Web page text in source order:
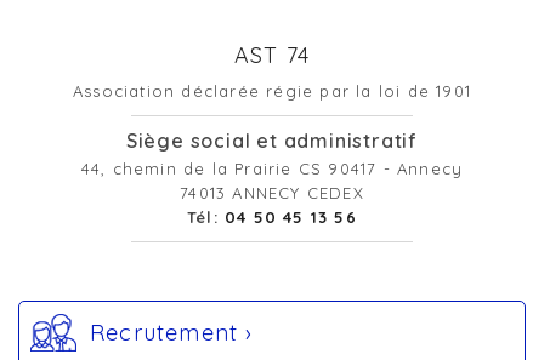
AST 74
Association déclarée régie par la loi de 1901
Siège social et administratif
44, chemin de la Prairie CS 90417 - Annecy
74013 ANNECY CEDEX
Tél: 04 50 45 13 56
Recrutement ›